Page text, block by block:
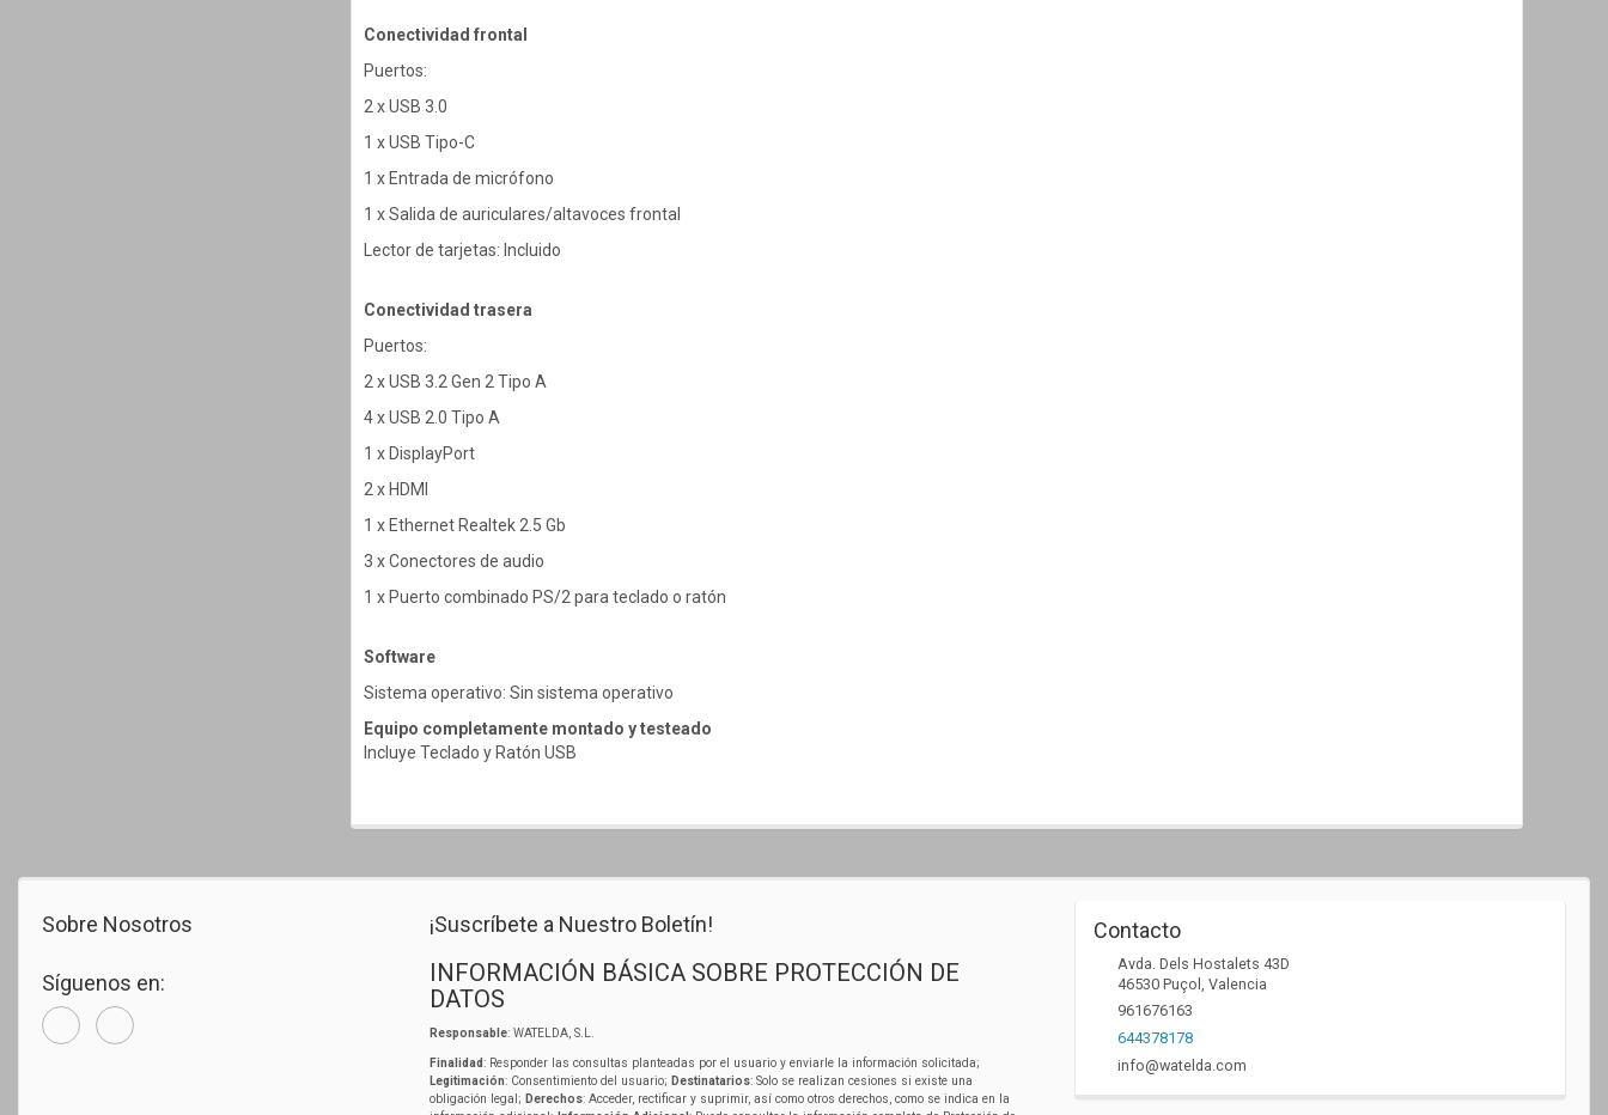
Conectividad frontal
Puertos:
2 x USB 3.0
1 x USB Tipo-C
1 x Entrada de micrófono
1 x Salida de auriculares/altavoces frontal
Lector de tarjetas: Incluido
Conectividad trasera
Puertos:
2 x USB 3.2 Gen 2 Tipo A
4 x USB 2.0 Tipo A
1 x DisplayPort
2 x HDMI
1 x Ethernet Realtek 2.5 Gb
3 x Conectores de audio
1 x Puerto combinado PS/2 para teclado o ratón
Software
Sistema operativo: Sin sistema operativo
Equipo completamente montado y testeado
Incluye Teclado y Ratón USB
Sobre Nosotros
Síguenos en:
¡Suscríbete a Nuestro Boletín!
INFORMACIÓN BÁSICA SOBRE PROTECCIÓN DE
DATOS
Responsable: WATELDA, S.L.
Finalidad: Responder las consultas planteadas por el usuario y enviarle la información solicitada;
Legitimación: Consentimiento del usuario; Destinatarios: Solo se realizan cesiones si existe una
obligación legal; Derechos: Acceder, rectificar y suprimir, así como otros derechos, como se indica en la
Contacto
Avda. Dels Hostalets 43D
46530 Puçol , Valencia
961676163
644378178
info@watelda.com